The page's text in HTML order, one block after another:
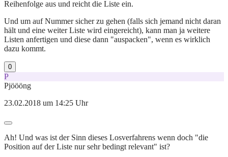
Reihenfolge aus und reicht die Liste ein.
Und um auf Nummer sicher zu gehen (falls sich jemand nicht daran
hält und eine weiter Liste wird eingereicht), kann man ja weitere
Listen anfertigen und diese dann "auspacken", wenn es wirklich
dazu kommt.
0
P
Pjöööng
23.02.2018 um 14:25 Uhr
Ah! Und was ist der Sinn dieses Losverfahrens wenn doch "die
Position auf der Liste nur sehr bedingt relevant" ist?